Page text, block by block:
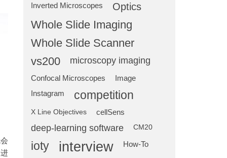
Inverted Microscopes
Optics
Whole Slide Imaging
Whole Slide Scanner
vs200
microscopy imaging
Confocal Microscopes
Image
Instagram
competition
X Line Objectives cellSens
deep-learning software CM20
ioty interview How-To